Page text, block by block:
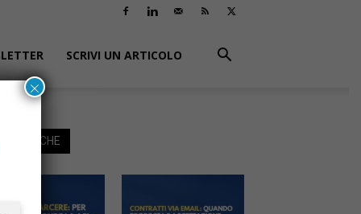
SCRIVI UN ARTICOLO
ANCHE
×